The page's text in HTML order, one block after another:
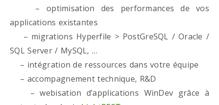
– optimisation des performances de vos
applications existantes
– migrations Hyperfile > PostGreSQL / Oracle /
SQL Server / MySQL, …
– intégration de ressources dans votre équipe
– accompagnement technique, R&D
– webisation d’applications WinDev grâce à